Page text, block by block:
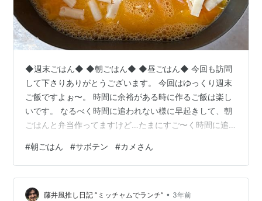
◆週末ごはん◆ ◆朝ごはん◆ ◆昼ごはん◆ 今回も訪問
して下さりありがとうございます。 今回はゆっくり週末
ご飯ですよぉ〜。 時間に余裕がある時に作るご飯は楽し
いです。 なるべく時間に追われない様に早起きして、朝
ごはんと弁当作ってますけど…たまにすご〜く時間に追
ーズとロースハム［細くカット］ 朝ごはんはグリルパン
にお任せです。 簡単でおいしならそれが一番いいです
ね！ ●フライパンご飯 ご飯を炊飯器で炊くのが面倒だっ
てので、少し深めのフライパンで炊きました。 沸騰した
#朝ごはん #サボテン #カメさん
藤井風推し日記 ”ミッチャムでランチ” • 3年前